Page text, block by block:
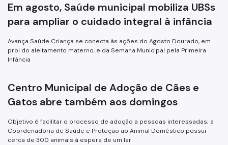
Em agosto, Saúde municipal mobiliza UBSs
para ampliar o cuidado integral à infância
Avança Saúde Criança se conecta às ações do Agosto Dourado, em
prol do aleitamento materno, e da Semana Municipal pela Primeira
Infância
Centro Municipal de Adoção de Cães e
Gatos abre também aos domingos
Objetivo é facilitar o processo de adoção a pessoas interessadas; a
Coordenadoria de Saúde e Proteção ao Animal Doméstico possui
cerca de 300 animais à espera de um lar